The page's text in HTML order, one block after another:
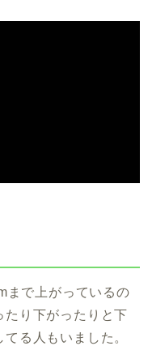
まで上がっているの
たり下がったりと下
る人もいました。